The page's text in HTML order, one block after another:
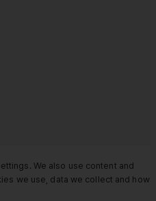
We also use content and
we use, data we collect and how